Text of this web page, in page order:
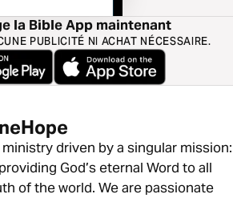
la Bible App maintenant
PUBLICITÉ NI ACHAT NÉCESSAIRE.
driven by a singular mission:
God’s eternal Word to all
of the world. We are passionate